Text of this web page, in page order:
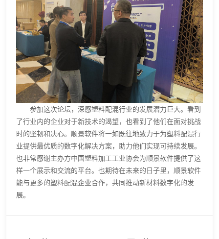
参加这次论坛，深感塑料配混行业的发展潜力巨大。看到
了行业内的企业对于新技术的渴望，也看到了他们在面对挑战
时的坚韧和决心。顺景软件将一如既往地致力于为塑料配混行
业提供最优质的数字化解决方案，助力他们实现可持续发展。
也非常感谢主办方中国塑料加工工业协会为顺景软件提供了这
样一个展示和交流的平台。也期待在未来的日子里，顺景软件
能与更多的塑料配混企业合作，共同推动新材料数字化的发
展。